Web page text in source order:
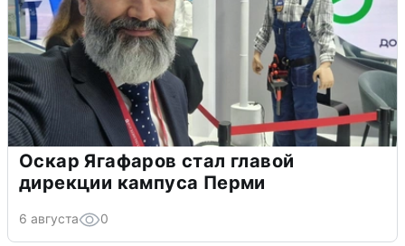
Оскар Ягафаров стал главой
дирекции кампуса Перми
6 августа 0